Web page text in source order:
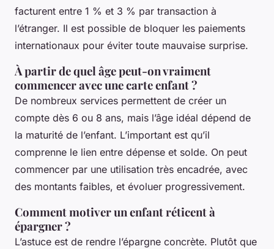
facturent entre 1 % et 3 % par transaction à
l’étranger. Il est possible de bloquer les paiements
internationaux pour éviter toute mauvaise surprise.
À partir de quel âge peut-on vraiment
commencer avec une carte enfant ?
De nombreux services permettent de créer un
compte dès 6 ou 8 ans, mais l’âge idéal dépend de
la maturité de l’enfant. L’important est qu’il
comprenne le lien entre dépense et solde. On peut
commencer par une utilisation très encadrée, avec
des montants faibles, et évoluer progressivement.
Comment motiver un enfant réticent à
épargner ?
L’astuce est de rendre l’épargne concrète. Plutôt que